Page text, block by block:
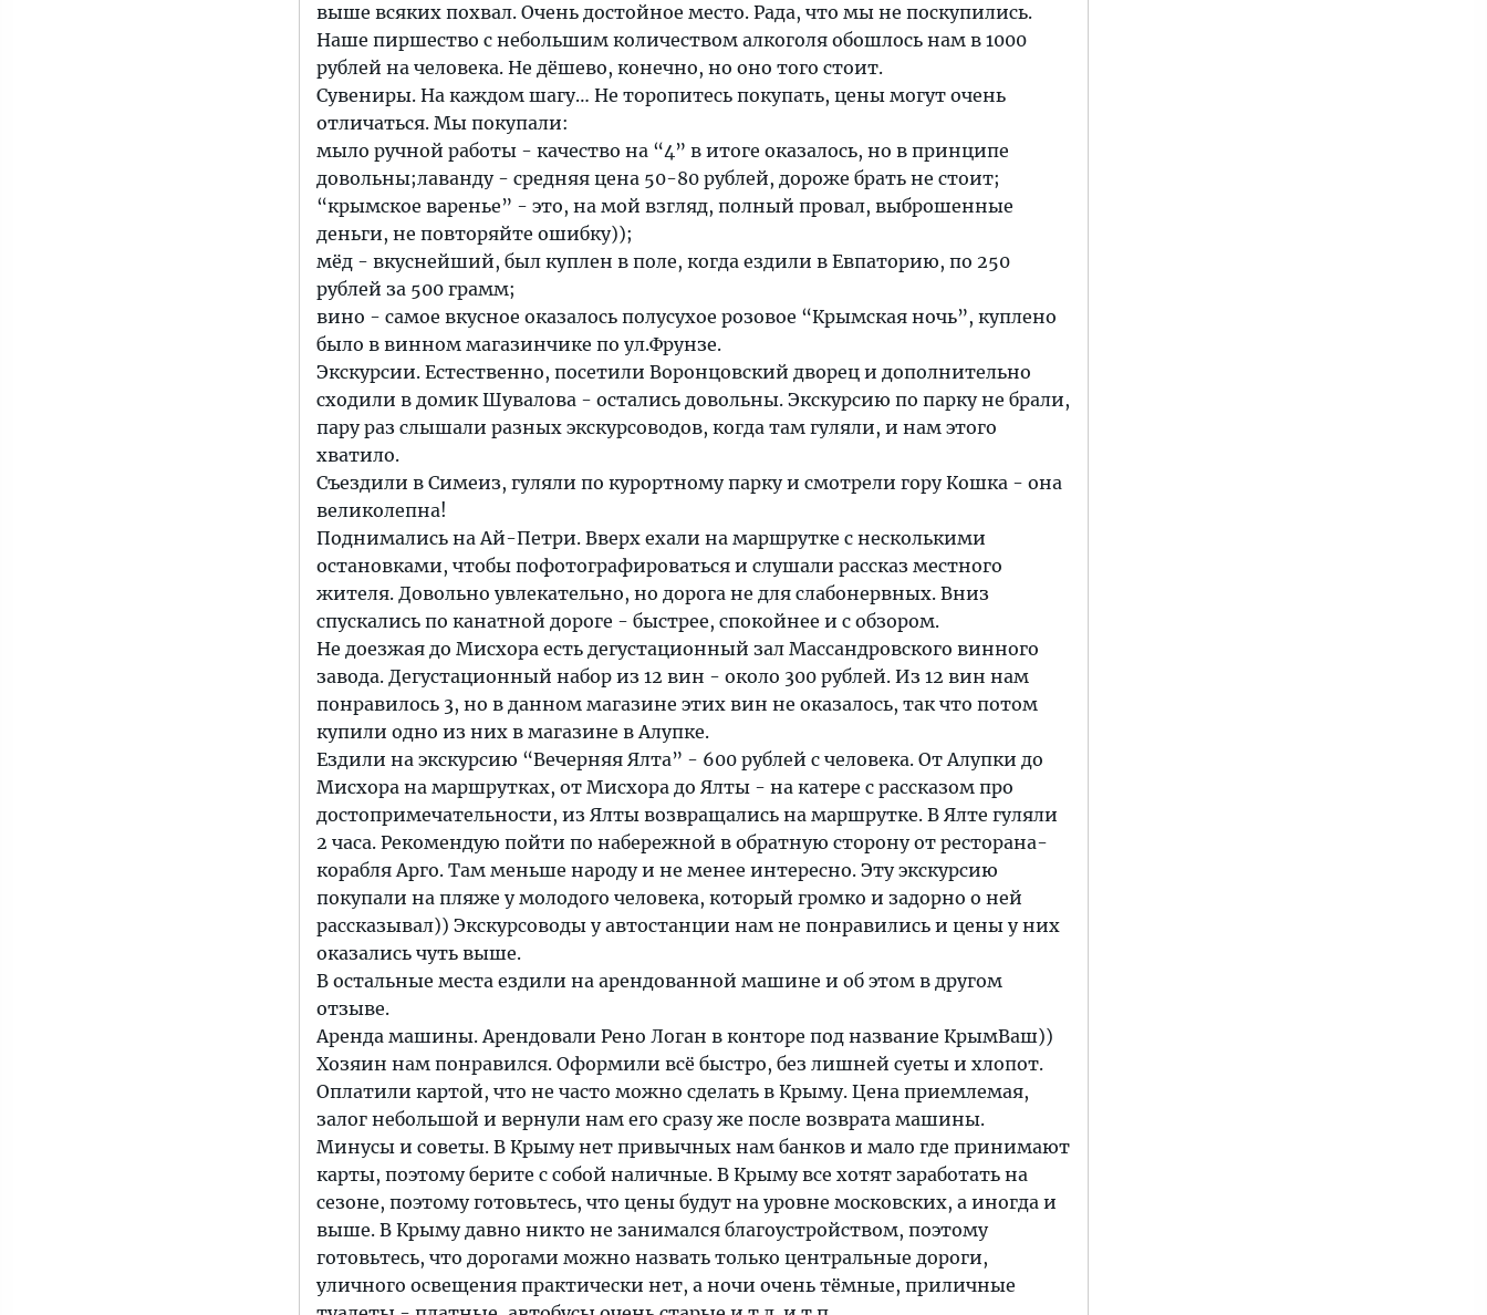
выше всяких похвал. Очень достойное место. Рада, что мы не поскупились.
Наше пиршество с небольшим количеством алкоголя обошлось нам в 1000
рублей на человека. Не дёшево, конечно, но оно того стоит.
Сувениры. На каждом шагу… Не торопитесь покупать, цены могут очень
отличаться. Мы покупали:
мыло ручной работы - качество на “4” в итоге оказалось, но в принципе
довольны;лаванду - средняя цена 50-80 рублей, дороже брать не стоит;
“крымское варенье” - это, на мой взгляд, полный провал, выброшенные
деньги, не повторяйте ошибку));
мёд - вкуснейший, был куплен в поле, когда ездили в Евпаторию, по 250
рублей за 500 грамм;
вино - самое вкусное оказалось полусухое розовое “Крымская ночь”, куплено
было в винном магазинчике по ул.Фрунзе.
Экскурсии. Естественно, посетили Воронцовский дворец и дополнительно
сходили в домик Шувалова - остались довольны. Экскурсию по парку не брали,
пару раз слышали разных экскурсоводов, когда там гуляли, и нам этого
хватило.
Съездили в Симеиз, гуляли по курортному парку и смотрели гору Кошка - она
великолепна!
Поднимались на Ай-Петри. Вверх ехали на маршрутке с несколькими
остановками, чтобы пофотографироваться и слушали рассказ местного
жителя. Довольно увлекательно, но дорога не для слабонервных. Вниз
спускались по канатной дороге - быстрее, спокойнее и с обзором.
Не доезжая до Мисхора есть дегустационный зал Массандровского винного
завода. Дегустационный набор из 12 вин - около 300 рублей. Из 12 вин нам
понравилось 3, но в данном магазине этих вин не оказалось, так что потом
купили одно из них в магазине в Алупке.
Ездили на экскурсию “Вечерняя Ялта” - 600 рублей с человека. От Алупки до
Мисхора на маршрутках, от Мисхора до Ялты - на катере с рассказом про
достопримечательности, из Ялты возвращались на маршрутке. В Ялте гуляли
2 часа. Рекомендую пойти по набережной в обратную сторону от ресторана-
корабля Арго. Там меньше народу и не менее интересно. Эту экскурсию
покупали на пляже у молодого человека, который громко и задорно о ней
рассказывал)) Экскурсоводы у автостанции нам не понравились и цены у них
оказались чуть выше.
В остальные места ездили на арендованной машине и об этом в другом
отзыве.
Аренда машины. Арендовали Рено Логан в конторе под название КрымВаш))
Хозяин нам понравился. Оформили всё быстро, без лишней суеты и хлопот.
Оплатили картой, что не часто можно сделать в Крыму. Цена приемлемая,
залог небольшой и вернули нам его сразу же после возврата машины.
Минусы и советы. В Крыму нет привычных нам банков и мало где принимают
карты, поэтому берите с собой наличные. В Крыму все хотят заработать на
сезоне, поэтому готовьтесь, что цены будут на уровне московских, а иногда и
выше. В Крыму давно никто не занимался благоустройством, поэтому
готовьтесь, что дорогами можно назвать только центральные дороги,
уличного освещения практически нет, а ночи очень тёмные, приличные